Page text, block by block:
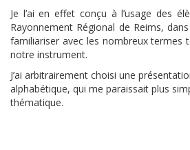
Je l’ai en effet conçu à l’usage des
Rayonnement Régional de Reims,
familiariser avec les nombreux termes
notre instrument.
J’ai arbitrairement choisi une
alphabétique, qui me paraissait plus
thématique.